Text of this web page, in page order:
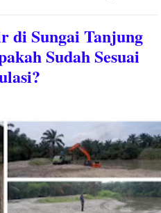
di Sungai Tanjung
Sudah Sesuai